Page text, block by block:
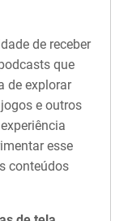
de receber
que
de explorar
e outros
esse
conteúdos